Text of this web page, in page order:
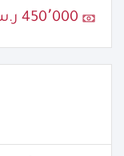
450٬000 ر.س.